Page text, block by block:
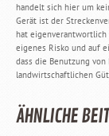
handelt sich hier um
Gerät ist der
hat eigenverantwortlich
eigenes Risko und auf
dass die Benutzung
landwirtschaftlichen
ÄHNLICHE